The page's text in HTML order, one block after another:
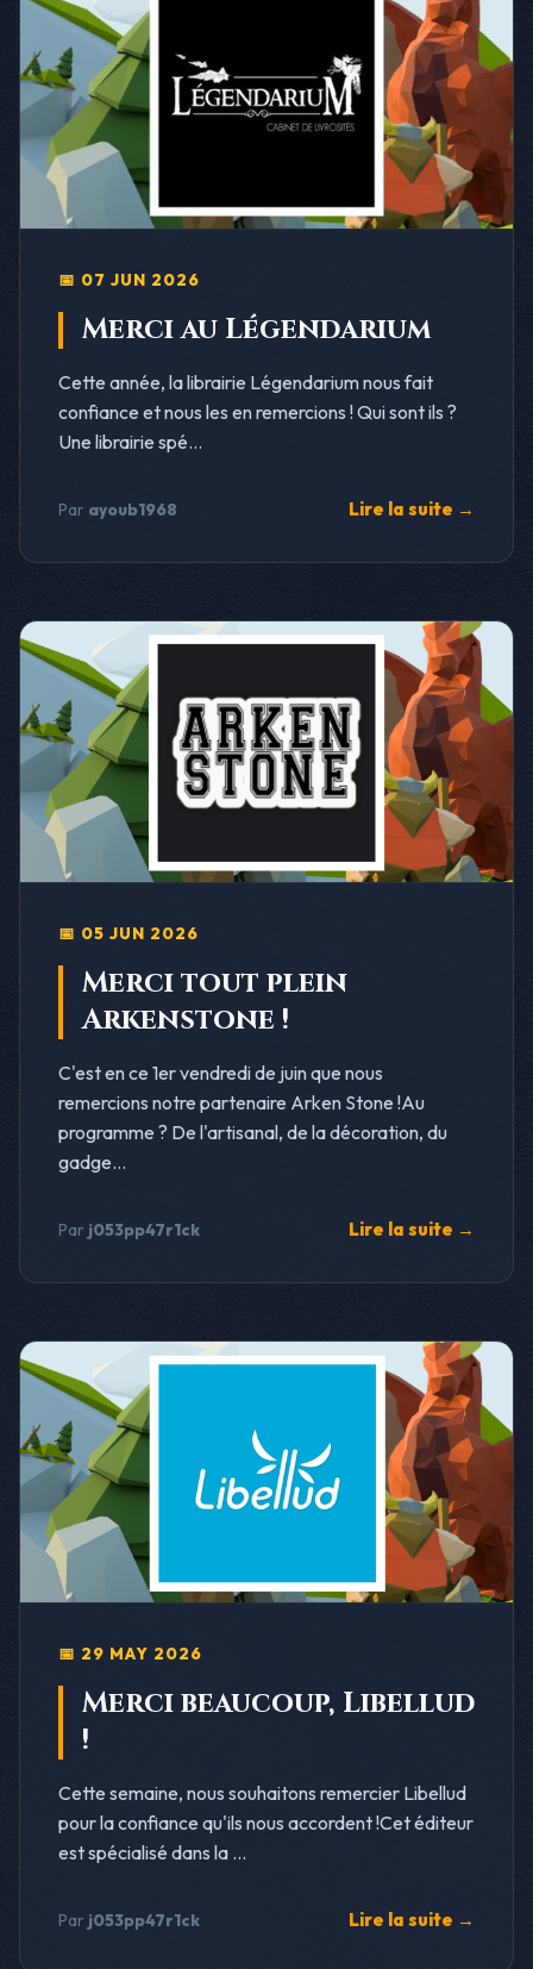
📅 07 JUN 2026
Merci au Légendarium
Cette année, la librairie Légendarium nous fait
confiance et nous les en remercions ! Qui sont ils ?
Une librairie spé...
Par ayoub1968 Lire la suite →
📅 05 JUN 2026
Merci tout plein
Arkenstone !
C'est en ce 1er vendredi de juin que nous
remercions notre partenaire Arken Stone !Au
programme ? De l'artisanal, de la décoration, du
gadge...
Par j053pp47r1ck Lire la suite →
📅 29 MAY 2026
Merci beaucoup, Libellud
!
Cette semaine, nous souhaitons remercier Libellud
pour la confiance qu'ils nous accordent !Cet éditeur
est spécialisé dans la ...
Par j053pp47r1ck Lire la suite →